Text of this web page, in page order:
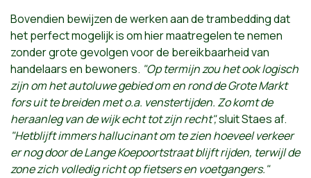
Bovendien bewijzen de werken aan de trambedding dat
het perfect mogelijk is om hier maatregelen te nemen
zonder grote gevolgen voor de bereikbaarheid van
handelaars en bewoners. "Op termijn zou het ook logisch
zijn om het autoluwe gebied om en rond de Grote Markt
fors uit te breiden met o.a. venstertijden. Zo komt de
heraanleg van de wijk echt tot zijn recht",sluit Staes af.
"Hetblijft immers hallucinant om te zien hoeveel verkeer
er nog door de Lange Koepoortstraat blijft rijden, terwijl de
zone zich volledig richt op fietsers en voetgangers."